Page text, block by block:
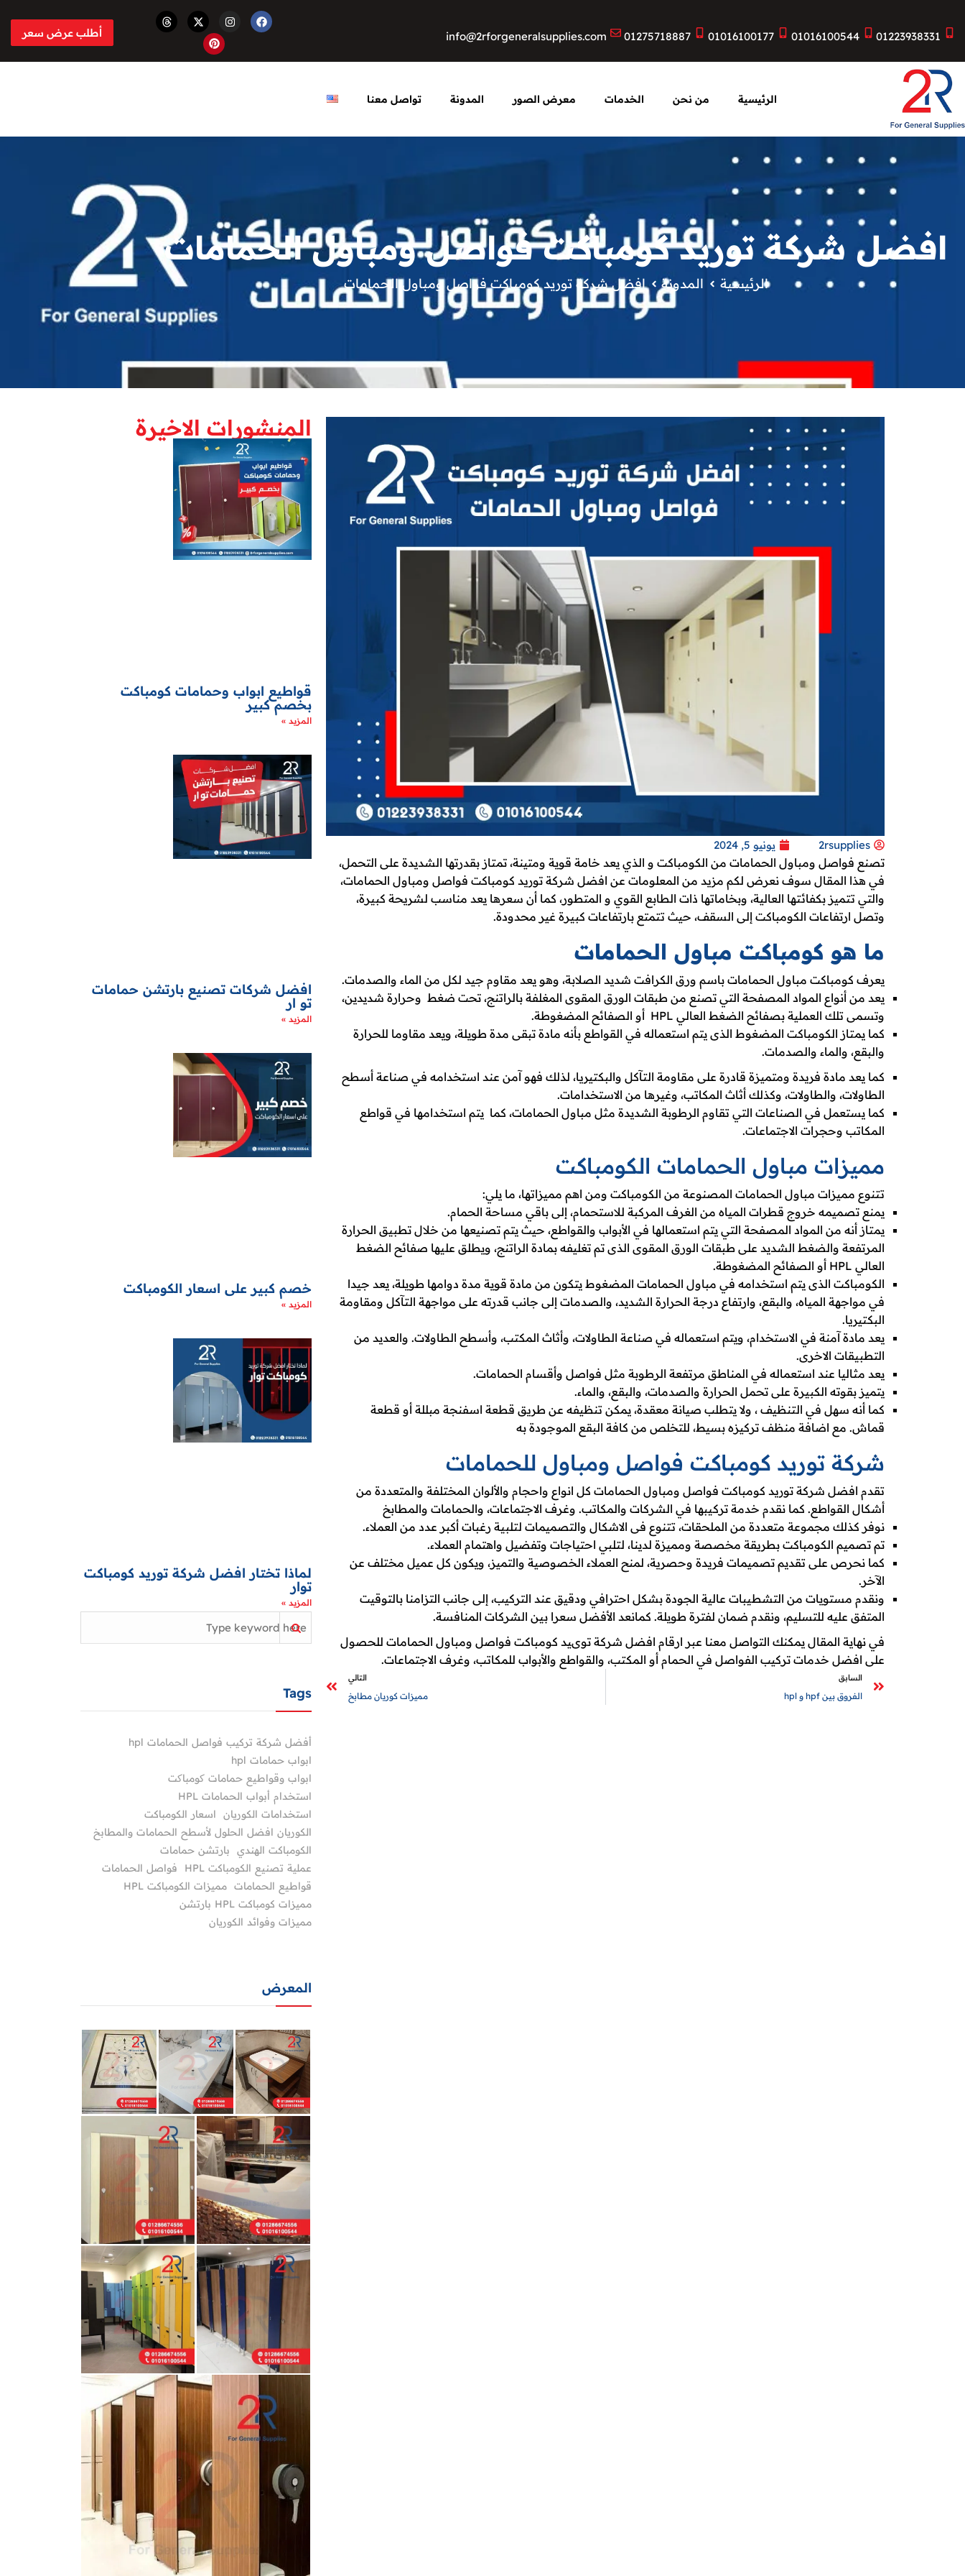
01223938331
01016100544
01016100177
01275718887
info@2rforgeneralsupplies.com أطلب عرض سعر
الرئيسية من نحن الخدمات معرض الصور المدونة تواصل معنا
افضل شركة توريد كومباكت فواصل ومباول الحمامات
الرئيسية المدونة افضل شركة توريد كومباكت فواصل ومباول الحمامات
2rsupplies يونيو 5, 2024
تصنع فواصل ومباول الحمامات من الكومباكت و الذي يعد خامة قوية ومتينة، تمتاز بقدرتها الشديدة على التحمل،
في هذا المقال سوف نعرض لكم مزيد من المعلومات عن افضل شركة توريد كومباكت فواصل ومباول الحمامات،
والتي تتميز بكفائتها العالية، وبخاماتها ذات الطابع القوي و المتطور، كما أن سعرها يعد مناسب لشريحة كبيرة،
وتصل ارتفاعات الكومباكت إلى السقف، حيث تتمتع بارتفاعات كبيرة غير محدودة.
ما هو كومباكت مباول الحمامات
يعرف كومباكت مباول الحمامات باسم ورق الكرافت شديد الصلابة، وهو يعد مقاوم جيد لكل من الماء والصدمات.
يعد من أنواع المواد المصفحة التي تصنع من طبقات الورق المقوى المغلفة بالراتنج، تحت ضغط وحرارة شديدين،
وتسمى تلك العملية بصفائح الضغط العالي HPL أو الصفائح المضغوطة.
كما يمتاز الكومباكت المضغوط الذى يتم استعماله في القواطع بأنه مادة تبقى مدة طويلة، ويعد مقاوما للحرارة
والبقع، والماء والصدمات.
كما يعد مادة فريدة ومتميزة قادرة على مقاومة التآكل والبكتيريا، لذلك فهو آمن عند استخدامه في صناعة أسطح
الطاولات، والطاولات، وكذلك أثاث المكاتب، وغيرها من الاستخدامات.
كما يستعمل في الصناعات التي تقاوم الرطوبة الشديدة مثل مباول الحمامات، كما يتم استخدامها في قواطع
المكاتب وحجرات الاجتماعات.
مميزات مباول الحمامات الكومباكت
تتنوع مميزات مباول الحمامات المصنوعة من الكومباكت ومن اهم مميزاتها، ما يلي:
يمنع تصميمه خروج قطرات المياه من الغرف المركبة للاستحمام، إلى باقي مساحة الحمام.
يمتاز أنه من المواد المصفحة التي يتم استعمالها في الأبواب والقواطع، حيث يتم تصنيعها من خلال تطبيق الحرارة
المرتفعة والضغط الشديد على طبقات الورق المقوى الذى تم تغليفه بمادة الراتنج، ويطلق عليها صفائح الضغط
العالي HPL أو الصفائح المضغوطة.
الكومباكت الذى يتم استخدامه في مباول الحمامات المضغوط يتكون من مادة قوية مدة دوامها طويلة، يعد جيدا
في مواجهة المياه، والبقع، وارتفاع درجة الحرارة الشديد، والصدمات إلى جانب قدرته على مواجهة التآكل ومقاومة
البكتيريا.
يعد مادة آمنة في الاستخدام، ويتم استعماله في صناعة الطاولات، وأثاث المكتب، وأسطح الطاولات. والعديد من
التطبيقات الاخرى.
يعد مثاليا عند استعماله في المناطق مرتفعة الرطوبة مثل فواصل وأقسام الحمامات.
يتميز بقوته الكبيرة على تحمل الحرارة والصدمات، والبقع، والماء.
كما أنه سهل في التنظيف ، ولا يتطلب صيانة معقدة، يمكن تنظيفه عن طريق قطعة اسفنجة مبللة أو قطعة
قماش. مع اضافة منظف تركيزه بسيط، للتخلص من كافة البقع الموجودة به
شركة توريد كومباكت فواصل ومباول للحمامات
تقدم افضل شركة توريد كومباكت فواصل ومباول الحمامات كل انواع واحجام والألوان المختلفة والمتعددة من
أشكال القواطع. كما نقدم خدمة تركيبها في الشركات والمكاتب. وغرف الاجتماعات، والحمامات والمطابخ
نوفر كذلك مجموعة متعددة من الملحقات، تتنوع فى الاشكال والتصميمات لتلبية رغبات أكبر عدد من العملاء.
تم تصميم الكومباكت بطريقة مخصصة ومميزة لدينا، لتلبي احتياجات وتفضيل واهتمام العملاء.
كما نحرص على تقديم تصميمات فريدة وحصرية، لمنح العملاء الخصوصية والتميز، ويكون كل عميل مختلف عن
الآخر.
ونقدم مستويات من التشطيبات عالية الجودة بشكل احترافي ودقيق عند التركيب، إلى جانب التزامنا بالتوقيت
المتفق عليه للتسليم، ونقدم ضمان لفترة طويلة. كمانعد الأفضل سعرا بين الشركات المنافسة.
في نهاية المقال يمكنك التواصل معنا عبر ارقام افضل شركة توىيد كومباكت فواصل ومباول الحمامات للحصول
على افضل خدمات تركيب الفواصل في الحمام أو المكتب، والقواطع والأبواب للمكاتب، وغرف الاجتماعات.
السابق
الفروق بين hpf و hpl
التالي
مميزات كوريان مطابخ
المنشورات الاخيرة
قواطيع ابواب وحمامات كومباكت
بخصم كبير
المزيد »
افضل شركات تصنيع بارتشن حمامات
تو ار
المزيد »
خصم كبير على اسعار الكومباكت
المزيد »
لماذا تختار افضل شركة توريد كومباكت
توار
المزيد »
Tags
أفضل شركة تركيب فواصل الحمامات hpl
ابواب حمامات hpl
ابواب وقواطيع حمامات کومباکت
استخدام أبواب الحمامات HPL
استخدامات الكوريان
اسعار الكومباكت
الكوريان افضل الحلول لأسطح الحمامات والمطابخ
الكومباكت الهندي
بارتشن حمامات
عملية تصنيع الكومباكت HPL
فواصل الحمامات
قواطيع الحمامات مميزات الكومباكت HPL
مميزات كومباكت HPL بارتشن
مميزات وفوائد الكوريان
المعرض